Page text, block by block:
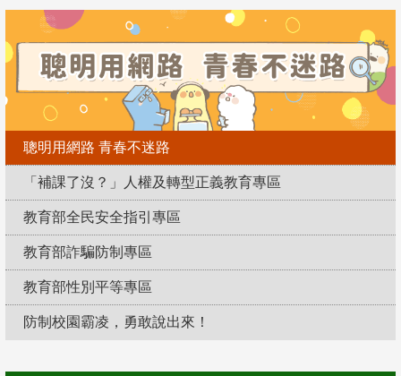
聰明用網路 青春不迷路
「補課了沒？」人權及轉型正義教育專區
教育部全民安全指引專區
教育部詐騙防制專區
教育部性別平等專區
防制校園霸凌，勇敢說出來！